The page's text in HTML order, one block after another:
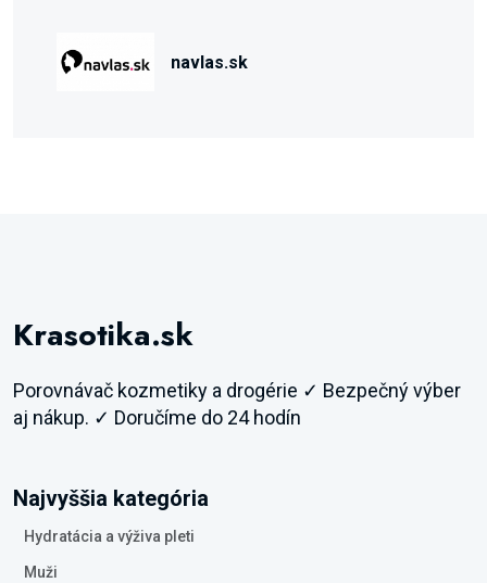
navlas.sk
Krasotika.sk
Porovnávač kozmetiky a drogérie ✓ Bezpečný výber
aj nákup. ✓ Doručíme do 24 hodín
Najvyššia kategória
Hydratácia a výživa pleti
Muži